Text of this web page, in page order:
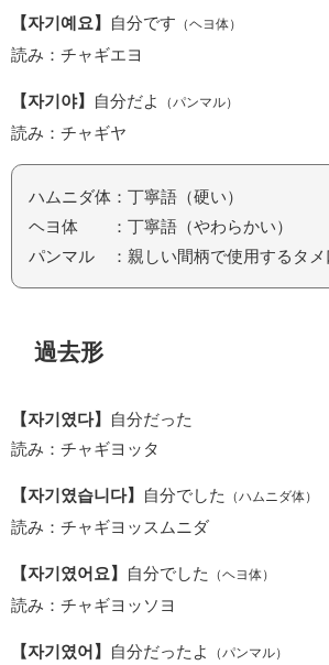
【자기예요】 自分です （ヘヨ体）
読み：チャギエヨ
【자기야】 自分だよ （パンマル）
読み：チャギヤ
ハムニダ体：丁寧語（硬い）
ヘヨ体 ：丁寧語（やわらかい）
パンマル ：親しい間柄で使用するタメ
過去形
【자기였다】
自分だった
読み：チャギヨッタ
【자기였습니다】 自分でした （ハムニダ体）
読み：チャギヨッスムニダ
【자기였어요】 自分でした （ヘヨ体）
読み：チャギヨッソヨ
【자기였어】 自分だったよ （パンマル）